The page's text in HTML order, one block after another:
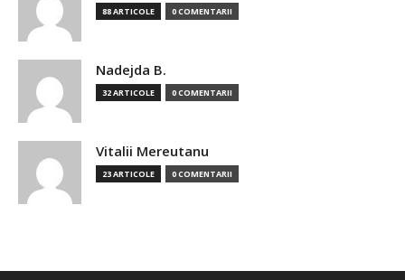
88 ARTICOLE 0 COMENTARII
Nadejda B.
32 ARTICOLE 0 COMENTARII
Vitalii Mereutanu
23 ARTICOLE 0 COMENTARII